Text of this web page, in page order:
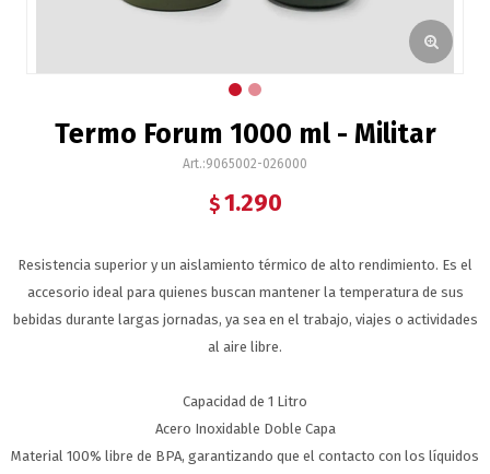
Termo Forum 1000 ml - Militar
9065002-026000
$ 1.290
Resistencia superior y un aislamiento térmico de alto rendimiento. Es el
accesorio ideal para quienes buscan mantener la temperatura de sus
bebidas durante largas jornadas, ya sea en el trabajo, viajes o actividades
al aire libre.
Capacidad de 1 Litro
Acero Inoxidable Doble Capa
Material 100% libre de BPA, garantizando que el contacto con los líquidos